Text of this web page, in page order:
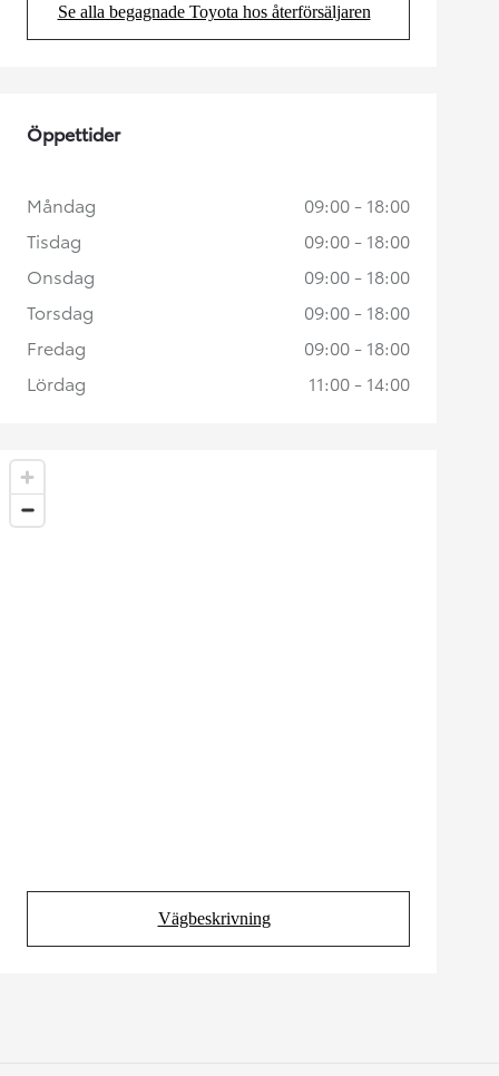
Se alla begagnade Toyota hos återförsäljaren
(Opens in new tab)
Vägbeskrivning
(Opens in new tab)
Öppettider
Måndag
09:00 - 18:00
Tisdag
09:00 - 18:00
Onsdag
09:00 - 18:00
Torsdag
09:00 - 18:00
Fredag
09:00 - 18:00
Lördag
11:00 - 14:00